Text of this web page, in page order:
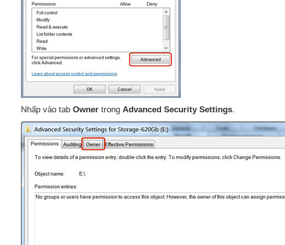
Nhấp vào tab Owner trong Advanced Security Settings.